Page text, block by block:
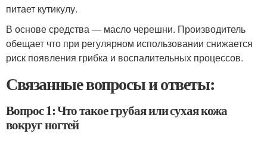
питает кутикулу.
В основе средства — масло черешни. Производитель
обещает что при регулярном использовании снижается
риск появления грибка и воспалительных процессов.
Связанные вопросы и ответы:
Вопрос 1: Что такое грубая или сухая кожа
вокруг ногтей